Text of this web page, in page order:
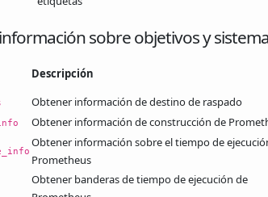
sobre objetivos y
Descripción
Obtener información de destino de raspado
Obtener información de construcción de
Obtener información sobre el tiempo de
Prometheus
Obtener banderas de tiempo de ejecución de